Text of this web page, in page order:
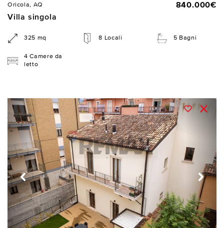
Oricola, AQ
840.000€
Villa singola
325 mq 8 Locali 5 Bagni
4 Camere da
letto